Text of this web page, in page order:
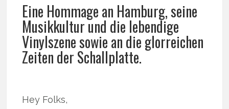
Eine Hommage an Hamburg, seine
Musikkultur und die lebendige
Vinylszene sowie an die glorreichen
Zeiten der Schallplatte.
Hey Folks,